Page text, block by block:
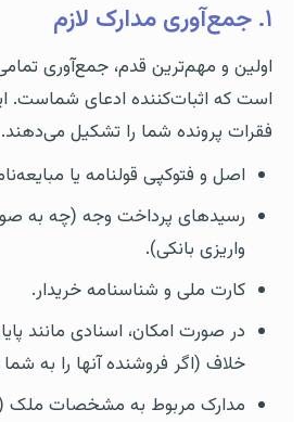
۱. جمع‌آوری مدارک لازم
اولین و مهم‌ترین قدم، جمع‌آوری
است که اثبات‌کننده ادعای شماست.
فقرات پرونده شما را تشکیل می‌دهند.
اصل و فتوکپی قولنامه یا
رسیدهای پرداخت وجه (چه به
واریزی بانکی).
کارت ملی و شناسنامه خریدار.
در صورت امکان، اسنادی مانند
خلاف (اگر فروشنده آنها را به
مدارک مربوط به مشخصات ملک